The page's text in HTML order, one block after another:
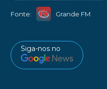
Fonte: Grande FM
Siga-nos no